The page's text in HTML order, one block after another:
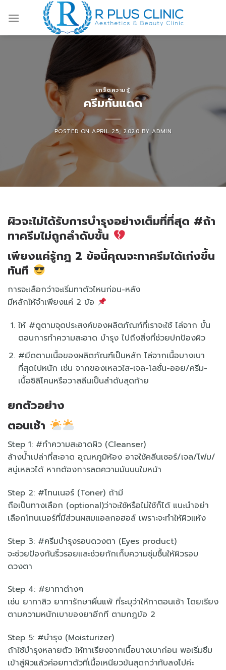
เกร็ดความรู้
ครีมกันแดด
POSTED ONAPRIL 25, 2020 BYADMIN
ผิวจะไม่ได้รับการบำรุงอย่างเต็มที่ที่สุด #ถ้า
ทาครีมไม่ถูกลำดับขั้น
เพียงแค่รู้กฎ 2 ข้อนี้คุณจะทาครีมได้เก่งขึ้น
ทันที
การจะเลือกว่าจะเริ่มทาตัวไหนก่อน-หลัง
มีหลักให้จำเพียงแค่ 2 ข้อ
ให้ #ดูตามจุดประสงค์ของผลิตภัณฑ์ที่เราจะใช้ ไล่จาก ขั้น
ตอนการทำความสะอาด บำรุง ไปถึงสิ่งที่ช่วยปกป้องผิว
#ยึดตามเนื้อของผลิตภัณฑ์เป็นหลัก ไล่จากเนื้อบางเบา
ที่สุดไปหนัก เช่น จากของเหลวใส-เจล-โลชั่น-ออย/ครีม-
เนื้อซิลิโคนหรือวาสลีนเป็นลำดับสุดท้าย
ยกตัวอย่าง
ตอนเช้า
Step 1: #ทำความสะอาดผิว (Cleanser)
ล้างน้ำเปล่าที่สะอาด อุณหภูมิห้อง อาจใช้คลีนเซอร์/เจล/โฟม/
สบู่เหลวได้ หากต้องการลดความมันบนใบหน้า
Step 2: #โทนเนอร์ (Toner) ถ้ามี
ถือเป็นทางเลือก (optional)ว่าจะใช้หรือไม่ใช้ก็ได้ แนะนำอย่า
เลือกโทนเนอร์ที่มีส่วนผสมแอลกอฮอล์ เพราะจะทำให้ผิวแห้ง
Step 3: #ครีมบำรุงรอบดวงตา (Eyes product)
จะช่วยป้องกันริ้วรอยและช่วยกักเก็บความชุ่มชื้นให้ผิวรอบ
ดวงตา
Step 4: #ยาทาต่างๆ
เช่น ยาทาสิว ยาทารักษาผื่นแพ้ ที่ระบุว่าให้ทาตอนเช้า โดยเรียง
ตามความหนักเบาของยาอีกที ตามกฎข้อ 2
Step 5: #บำรุง (Moisturizer)
ถ้าใช้บำรุงหลายตัว ให้ทาเรียงจากเนื้อบางเบาก่อน พอเริ่มซึม
เข้าสู่ผิวแล้วค่อยทาตัวที่เนื้อเหนียวข้นสุดกว่าทับลงไปค่ะ